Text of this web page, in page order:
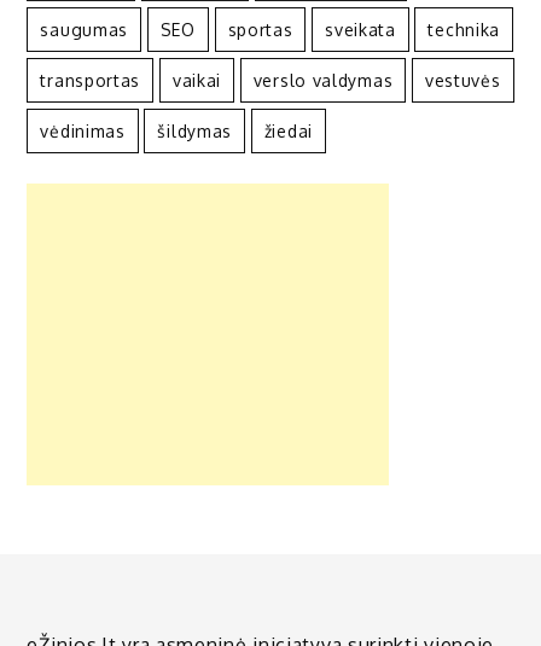
saugumas SEO sportas sveikata technika
transportas vaikai verslo valdymas vestuvės
vėdinimas šildymas žiedai